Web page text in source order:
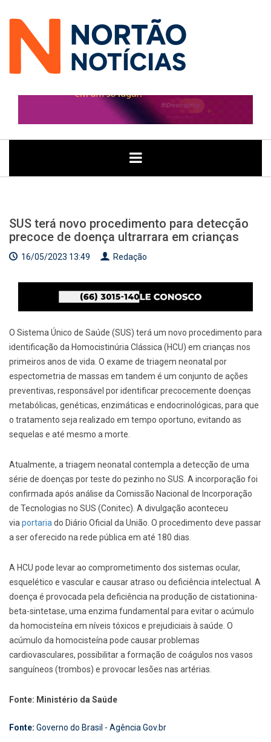
GERAL POLITICA ECONOMIA JUSTIÇA
SUS terá novo procedimento para detecção
precoce de doença ultrarrara em crianças
16/05/2023 13:49 Redação
O Sistema Único de Saúde (SUS) terá um novo procedimento para
identificação da Homocistinúria Clássica (HCU) em crianças nos
primeiros anos de vida. O exame de triagem neonatal por
espectometria de massas em tandem é um conjunto de ações
preventivas, responsável por identificar precocemente doenças
metabólicas, genéticas, enzimáticas e endocrinológicas, para que
o tratamento seja realizado em tempo oportuno, evitando as
sequelas e até mesmo a morte.
Atualmente, a triagem neonatal contempla a detecção de uma
série de doenças por teste do pezinho no SUS. A incorporação foi
confirmada após análise da Comissão Nacional de Incorporação
de Tecnologias no SUS (Conitec). A divulgação aconteceu
via portaria do Diário Oficial da União. O procedimento deve passar
a ser oferecido na rede pública em até 180 dias.
A HCU pode levar ao comprometimento dos sistemas ocular,
esquelético e vascular e causar atraso ou deficiência intelectual. A
doença é provocada pela deficiência na produção de cistationina-
beta-sintetase, uma enzima fundamental para evitar o acúmulo
da homocisteína em níveis tóxicos e prejudiciais à saúde. O
acúmulo da homocisteína pode causar problemas
cardiovasculares, possibilitar a formação de coágulos nos vasos
sanguíneos (trombos) e provocar lesões nas artérias.
Fonte: Ministério da Saúde
Fonte: Governo do Brasil - Agência Gov.br